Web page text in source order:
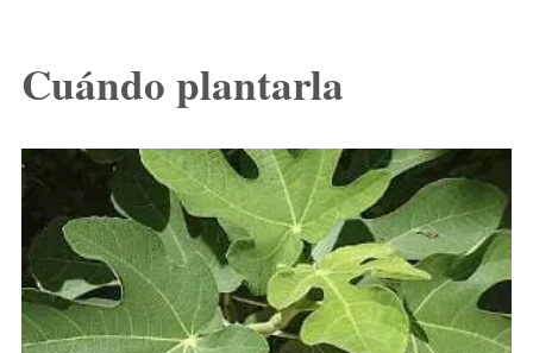
Cuándo plantarla